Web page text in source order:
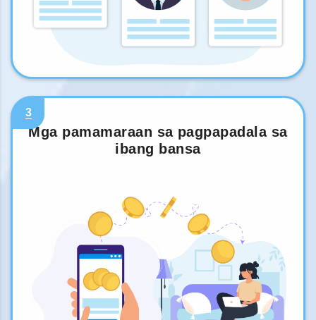
3
Mga pamamaraan sa pagpapadala sa
ibang bansa